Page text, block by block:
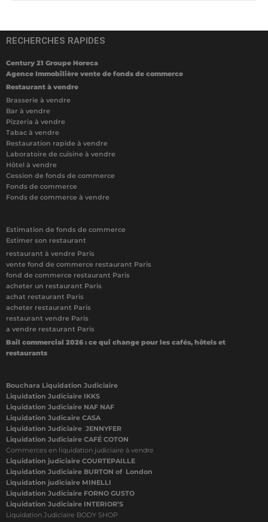
RECHERCHES RAPIDES
Century 21 Groupe Horeca
Agence Immobilière vente de fonds de commerce
Restaurant à vendre
Brasserie à vendre
Bar à vendre
Pizzeria à vendre
Tabac à vendre
Restauration rapide à vendre
Laboratoire de cuisine à vendre
Hôtel à vendre
Cession de fonds de commerce
Fonds de commerce
Fonds de commerce à vendre
Estimation de fonds de commerce
Estimer son restaurant
restaurant à vendre Paris
vente fond de commerce restaurant Paris
fond de commerce restaurant Paris
acheter un restaurant Paris
achat restaurant Paris
acheter restaurant Paris
restaurant vendre Paris
a vendre restaurant Paris
Bail commercial 2026 : ce qui change pour les cafés, hôtels et
restaurants
Bouchara Liquidation Judiciaire
Liquidation Judiciaire IKKS
Liquidation Judiciaire NAF NAF
Liquidation Judicaire CASA
Liquidation Judiciaire JENNYFER
Liquidation Judiciaire CAFÉ COTON
Commerces en liquidation judiciaire à vendre
Liquidation judiciaire COURTEPAILLE
Liquidation Judiciaire BURTON of London
Liquidation judiciaire MINELLI
Liquidation Judiciaire FORNO GUSTO
Liquidation Judiciaire INTERIOR’S
Liquidation Judiciaire BODY SHOP